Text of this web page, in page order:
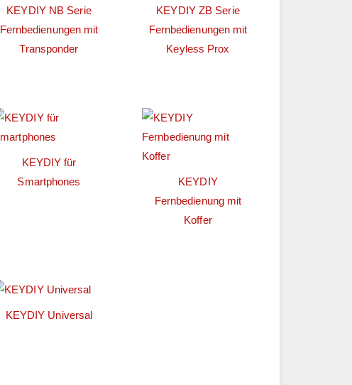
KEYDIY NB Serie
Fernbedienungen mit
Transponder
KEYDIY ZB Serie
Fernbedienungen mit
Keyless Prox
KEYDIY für
Smartphones
KEYDIY
Fernbedienung mit
Koffer
KEYDIY Universal